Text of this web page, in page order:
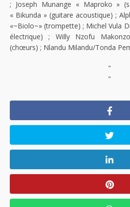
; Joseph Munange « Maproko »
« Bikunda » (guitare acoustique) ;
«~Biolo~» (trompette) ; Michel Vula
électrique) ; Willy Nzofu
(chœurs) ; Nlandu Milandu/Tonda
"
"